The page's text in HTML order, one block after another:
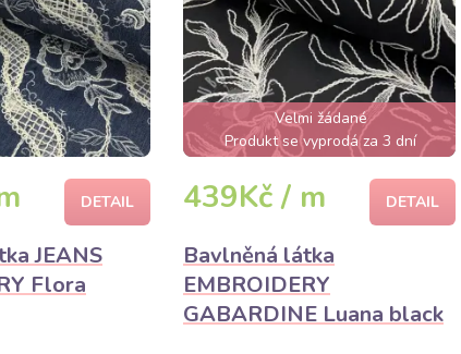
DETAIL
JEANS
Flora
Velmi žádané
Produkt se vyprodá za 3 dní
439Kč / m DETAIL
Bavlněná látka
EMBROIDERY
GABARDINE Luana black